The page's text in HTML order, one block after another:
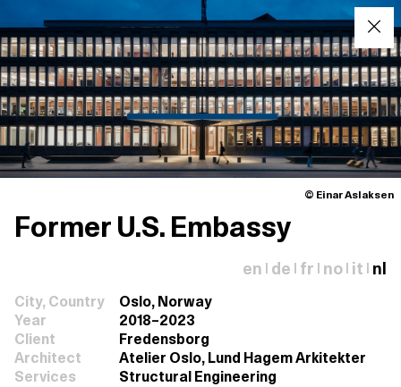
© Einar Aslaksen
Former U.S. Embassy
en de fr no it nl
City, Country
Oslo, Norway
Year
2018–2023
Client
Fredensborg
Architect
Atelier Oslo, Lund Hagem Arkitekter
Services
Structural Engineering